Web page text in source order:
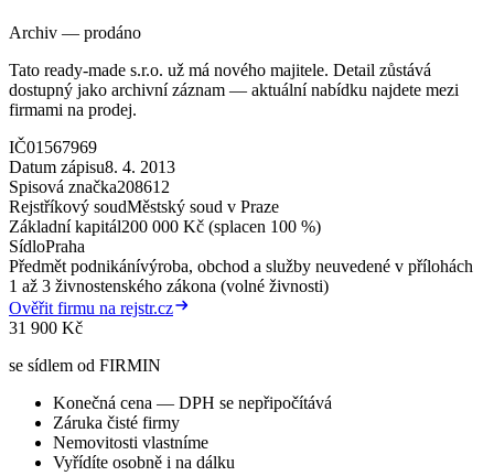
Archiv — prodáno
Tato ready-made s.r.o. už má nového majitele. Detail zůstává
dostupný jako archivní záznam — aktuální nabídku najdete mezi
firmami na prodej.
IČ01567969
Datum zápisu8. 4. 2013
Spisová značka208612
Rejstříkový soudMěstský soud v Praze
Základní kapitál200 000 Kč (splacen 100 %)
SídloPraha
Předmět podnikánívýroba, obchod a služby neuvedené v přílohách
1 až 3 živnostenského zákona (volné živnosti)
Ověřit firmu na rejstr.cz
31 900 Kč
se sídlem od FIRMIN
Konečná cena — DPH se nepřipočítává
Záruka čisté firmy
Nemovitosti vlastníme
Vyřídíte osobně i na dálku